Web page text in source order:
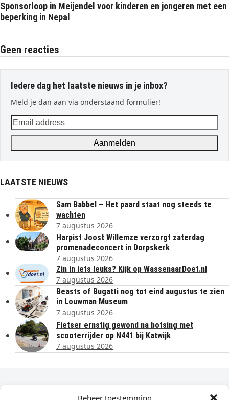
Beheer toestemming
Sponsorloop in Meijendel voor kinderen en jongeren met een
beperking in Nepal
Geen reacties
Iedere dag het laatste nieuws in je inbox?
Meld je dan aan via onderstaand formulier!
Email
address
Aanmelden
LAATSTE NIEUWS
Sam Babbel – Het paard staat nog steeds te
wachten
7 augustus 2026
Harpist Joost Willemze verzorgt zaterdag
promenadeconcert in Dorpskerk
7 augustus 2026
Zin in iets leuks? Kijk op WassenaarDoet.nl
7 augustus 2026
Beasts of Bugatti nog tot eind augustus te zien
in Louwman Museum
7 augustus 2026
Fietser ernstig gewond na botsing met
scooterrijder op N441 bij Katwijk
7 augustus 2026
Dagelijks het laatste nieuws in je e-mail?